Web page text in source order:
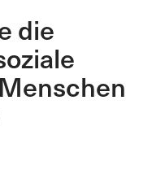
die